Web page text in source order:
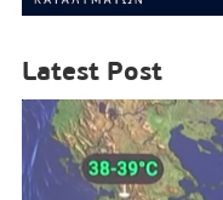
Latest Post